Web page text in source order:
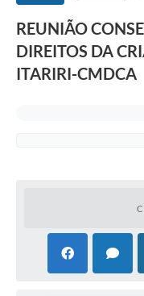
REUNIÃO
DIREITOS DA
ITARIRI-CMDCA